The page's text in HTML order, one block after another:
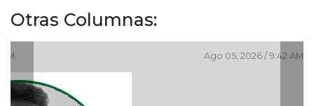
Otras Columnas: